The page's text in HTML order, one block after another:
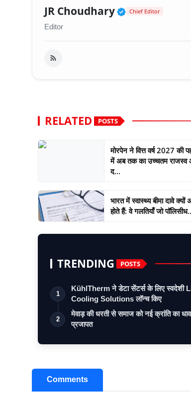
JR Choudhary Verified
Chief Editor
Editor
RELATED POSTS
मोरपेन ने वित्त वर्ष 2027 की
में अब तक का उच्चतम
द...
भारत में स्वास्थ्य बीमा दावे क्यों
होते हैं: वे गलतियाँ जो
TRENDING POSTS
1
KühlTherm ने डेटा सेंटर्स के लिए स्वदेशी
Cooling Solutions लॉन्च किए
2
मेवाड़ की धरती से समाज को नई क्रांति का
प्रजापत
Comments